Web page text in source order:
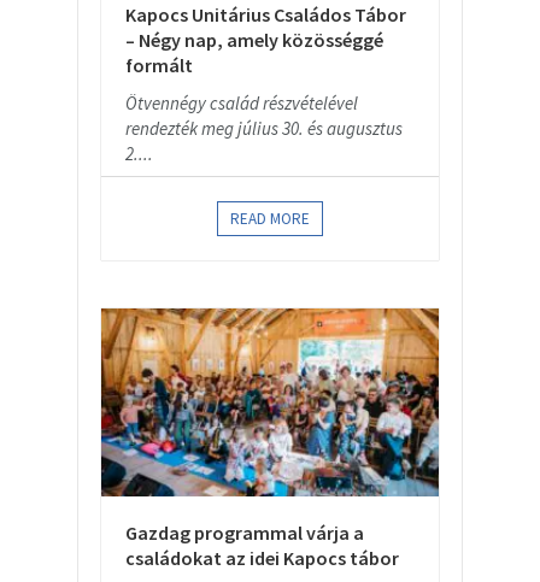
Kapocs Unitárius Családos Tábor
– Négy nap, amely közösséggé
formált
Ötvennégy család részvételével
rendezték meg július 30. és augusztus
2....
READ MORE
Gazdag programmal várja a
családokat az idei Kapocs tábor